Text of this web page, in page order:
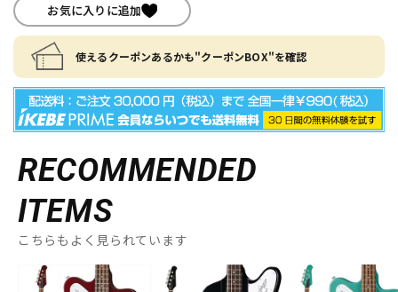
お気に入りに追加
使えるクーポンあるかも"クーポンBOX"を確認
RECOMMENDED
ITEMS
こちらもよく見られています